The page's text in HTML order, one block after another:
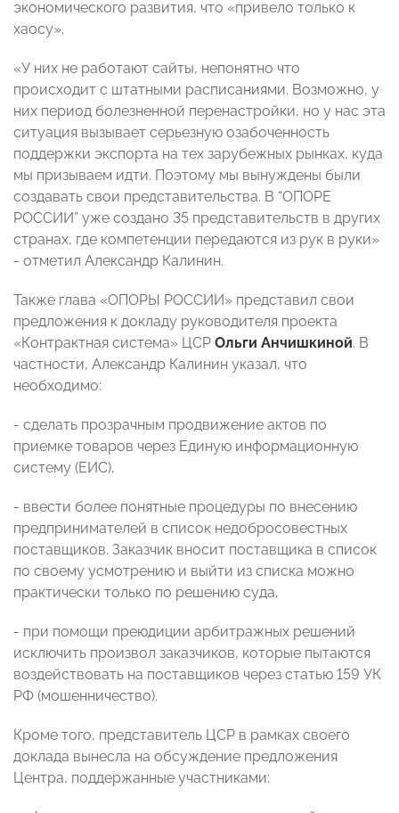
экономического развития, что «привело только к
хаосу».
«У них не работают сайты, непонятно что
происходит с штатными расписаниями. Возможно, у
них период болезненной перенастройки, но у нас эта
ситуация вызывает серьезную озабоченность
поддержки экспорта на тех зарубежных рынках, куда
мы призываем идти. Поэтому мы вынуждены были
создавать свои представительства. В “ОПОРЕ
РОССИИ” уже создано 35 представительств в других
странах, где компетенции передаются из рук в руки»
- отметил Александр Калинин.
Также глава «ОПОРЫ РОССИИ» представил свои
предложения к докладу руководителя проекта
«Контрактная система» ЦСР Ольги Анчишкиной. В
частности, Александр Калинин указал, что
необходимо:
- сделать прозрачным продвижение актов по
приемке товаров через Единую информационную
систему (ЕИС),
- ввести более понятные процедуры по внесению
предпринимателей в список недобросовестных
поставщиков. Заказчик вносит поставщика в список
по своему усмотрению и выйти из списка можно
практически только по решению суда,
- при помощи преюдиции арбитражных решений
исключить произвол заказчиков, которые пытаются
воздействовать на поставщиков через статью 159 УК
РФ (мошенничество).
Кроме того, представитель ЦСР в рамках своего
доклада вынесла на обсуждение предложения
Центра, поддержанные участниками: